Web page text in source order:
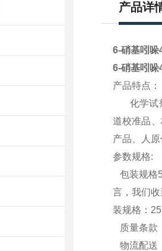
产品详
6-硝基吲哚
6-硝基吲哚
产品特点：
化学试剂
道校准品
产品、人
参数规格:
包装规格
言，我们
装规格：
质量条款
物流配送